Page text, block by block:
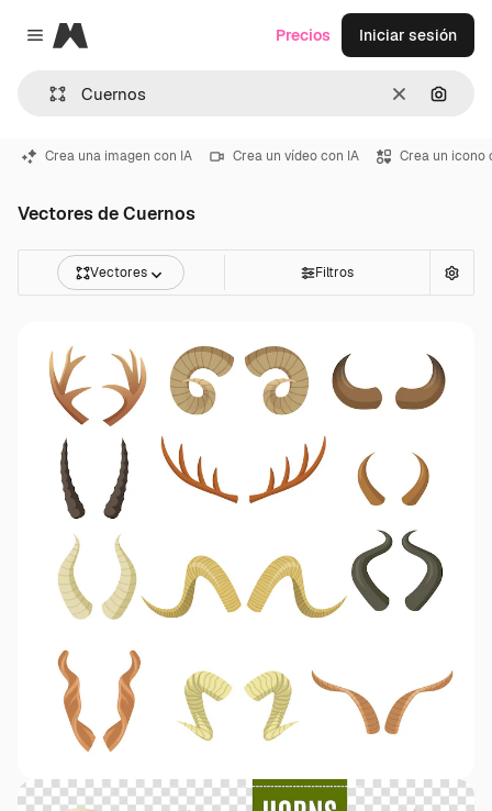
Close menu
Magnific
Borrar
Precios Iniciar sesión
Crea una imagen con IA Crea un vídeo con IA Crea un icono
Vectores de Cuernos
Vectores Filtros